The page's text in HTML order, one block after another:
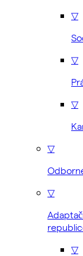
▽
▽
▽
▽
▽
▽